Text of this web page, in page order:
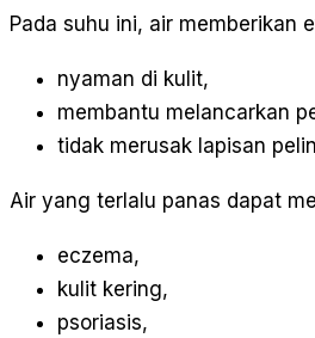
Pada suhu ini, air memberikan
nyaman di kulit,
membantu melancarkan
tidak merusak lapisan
Air yang terlalu panas dapat
eczema,
kulit kering,
psoriasis,